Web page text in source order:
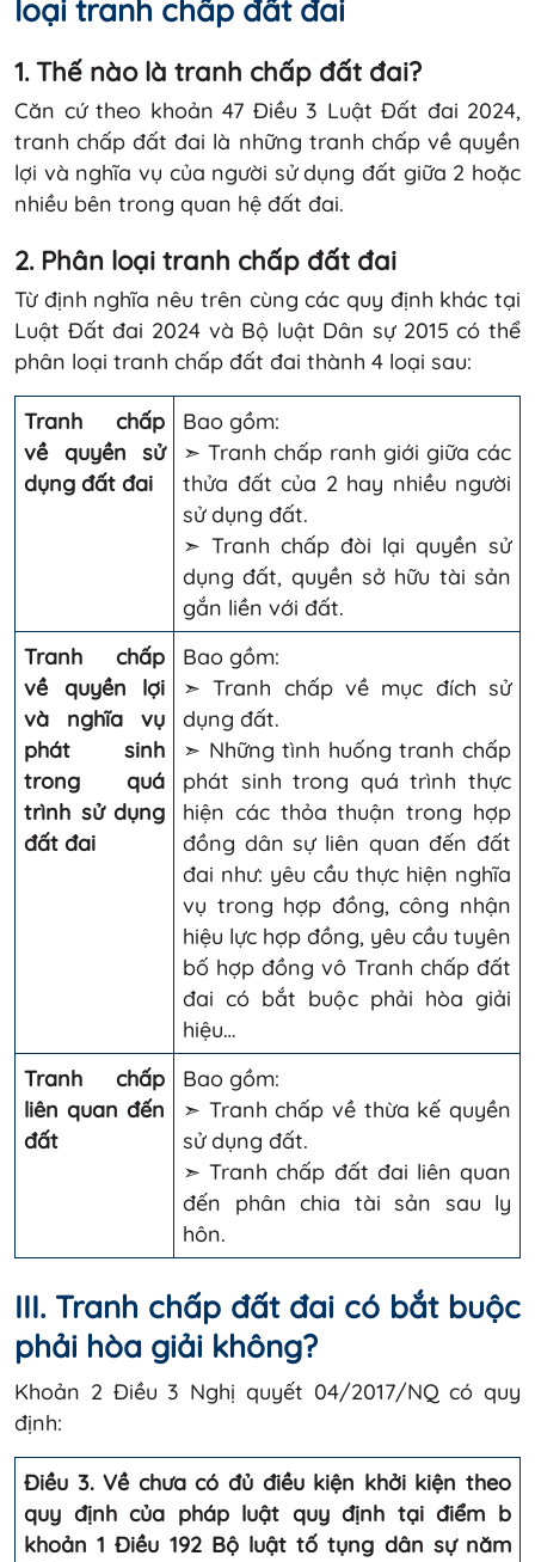
loại tranh chấp đất đai
1. Thế nào là tranh chấp đất đai?
Căn cứ theo khoản 47 Điều 3 Luật Đất đai 2024,
tranh chấp đất đai là những tranh chấp về quyền
lợi và nghĩa vụ của người sử dụng đất giữa 2 hoặc
nhiều bên trong quan hệ đất đai.
2. Phân loại tranh chấp đất đai
Từ định nghĩa nêu trên cùng các quy định khác tại
Luật Đất đai 2024 và Bộ luật Dân sự 2015 có thể
phân loại tranh chấp đất đai thành 4 loại sau:
Tranh chấp
về quyền sử
dụng đất đai
Bao gồm:
➣ Tranh chấp ranh giới giữa các
thửa đất của 2 hay nhiều người
sử dụng đất.
➣ Tranh chấp đòi lại quyền sử
dụng đất, quyền sở hữu tài sản
gắn liền với đất.
Tranh chấp
về quyền lợi
và nghĩa vụ
phát sinh
trong quá
trình sử dụng
đất đai
Bao gồm:
➣ Tranh chấp về mục đích sử
dụng đất.
➣ Những tình huống tranh chấp
phát sinh trong quá trình thực
hiện các thỏa thuận trong hợp
đồng dân sự liên quan đến đất
đai như: yêu cầu thực hiện nghĩa
vụ trong hợp đồng, công nhận
hiệu lực hợp đồng, yêu cầu tuyên
bố hợp đồng vô Tranh chấp đất
đai có bắt buộc phải hòa giải
hiệu…
Tranh chấp
liên quan đến
đất
Bao gồm:
➣ Tranh chấp về thừa kế quyền
sử dụng đất.
➣ Tranh chấp đất đai liên quan
đến phân chia tài sản sau ly
hôn.
III. Tranh chấp đất đai có bắt buộc
phải hòa giải không?
Khoản 2 Điều 3 Nghị quyết 04/2017/NQ có quy
định:
Điều 3. Về chưa có đủ điều kiện khởi kiện theo
quy định của pháp luật quy định tại điểm b
khoản 1 Điều 192 Bộ luật tố tụng dân sự năm